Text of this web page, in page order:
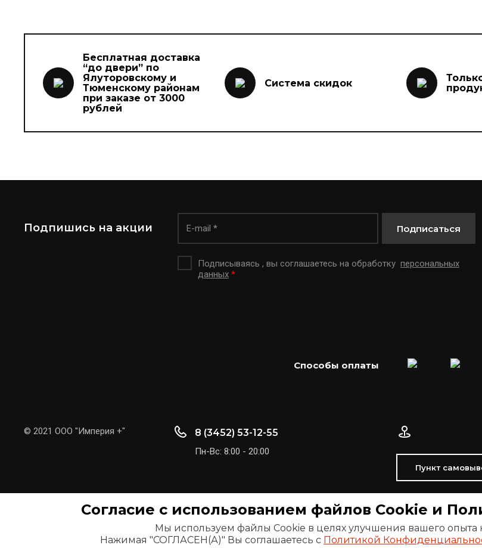
Согласие с использованием файлов Сookie и
Мы используем файлы Cookie в целях улучшения вашего опыта
Нажимая "СОГЛАСЕН(А)" Вы соглашаетесь с Политикой
Бесплатная доставка
“до двери” по
Ялуторовскому и
Тюменскому районам
при заказе от 3000
рублей
Система скидок
Подпишись на акции
Подписываясь , вы соглашаетесь на обработку персональных
данных *
Подписаться
Способы оплаты
© 2021 ООО "Империя +" 8 (3452) 53-12-55
Пн-Вс: 8:00 - 20:00
Пункт